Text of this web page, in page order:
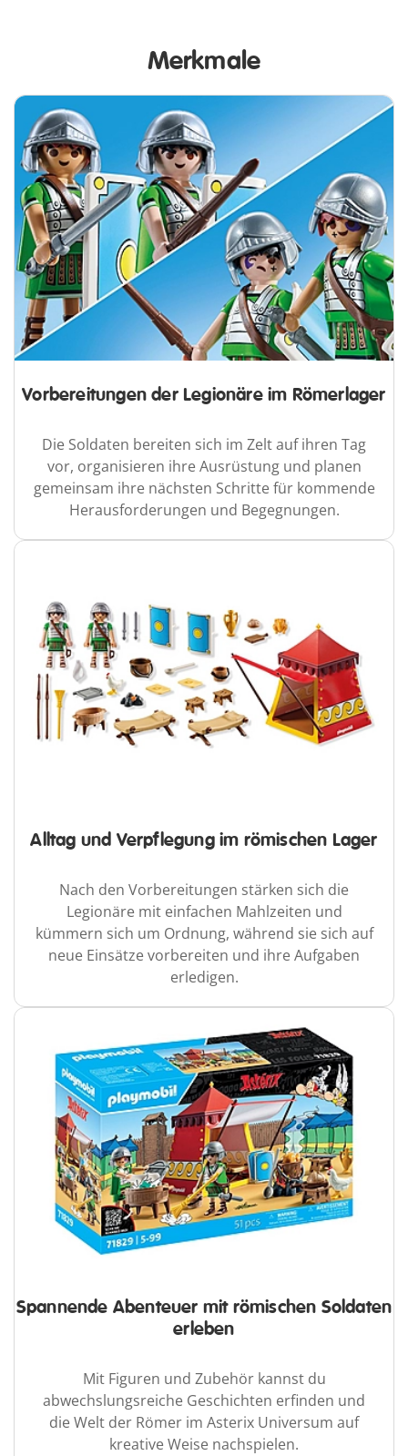
Merkmale
Vorbereitungen der Legionäre im Römerlager
Die Soldaten bereiten sich im Zelt auf ihren Tag
vor, organisieren ihre Ausrüstung und planen
gemeinsam ihre nächsten Schritte für kommende
Herausforderungen und Begegnungen.
Alltag und Verpflegung im römischen Lager
Nach den Vorbereitungen stärken sich die
Legionäre mit einfachen Mahlzeiten und
kümmern sich um Ordnung, während sie sich auf
neue Einsätze vorbereiten und ihre Aufgaben
erledigen.
Spannende Abenteuer mit römischen Soldaten
erleben
Mit Figuren und Zubehör kannst du
abwechslungsreiche Geschichten erfinden und
die Welt der Römer im Asterix Universum auf
kreative Weise nachspielen.